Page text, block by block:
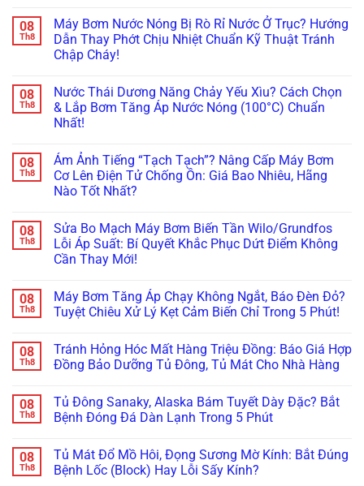
RO!
Khớp
Nối
Mềm
Chống
Gãy
Bơm
Ban
Công
Chung
Êm,
Đảm
Bảo
Tản
Nhiệt
Cháy
Máy!
Áp
Kêu
To
Ám
Ảnh
Tuyệt
Chiêu
Lót
Cao
Lên
Đời
Bi
Koyo/SKF
Xịn
100%
bình
luận
ở
Lắp
Áp
Sai
Cách
Làm
Nứt
Bảo
Ôn
Năng
Lượng
Sai
Lầm
“Chết
Người”
Của
Tay!
08
Th8
Máy Bơm Nước Nóng Bị Rò Rỉ Nước Ở Trục? Hướng
Dẫn Thay Phớt Chịu Nhiệt Chuẩn Kỹ Thuật Tránh
Chập Cháy!
bình
luận
ở
Máy
Nóng
Bị
Rò
Rỉ
Nước
Hướng
Dẫn
Thay
Phớt
Chuẩn
Kỹ
Thuật
Cháy!
08
Th8
Nước Thái Dương Năng Chảy Yếu Xìu? Cách Chọn
& Lắp Bơm Tăng Áp Nước Nóng (100°C) Chuẩn
Nhất!
bình
luận
ở
Nước
Năng
Chảy
Yếu
Xìu?
Cách
Lắp
Bơm
Tăng
Nóng
(100°C)
Chuẩn
08
Th8
Ám Ảnh Tiếng “Tạch Tạch”? Nâng Cấp Máy Bơm
Cơ Lên Điện Tử Chống Ồn: Giá Bao Nhiêu, Hãng
Nào Tốt Nhất?
bình
luận
ở
Ám
“Tạch
Tạch”?
Nâng
Bơm
Cơ
Lên
Chống
Ồn:
Giá
Hãng
Nào
Tốt
08
Th8
Sửa Bo Mạch Máy Bơm Biến Tần Wilo/Grundfos
Lỗi Áp Suất: Bí Quyết Khắc Phục Dứt Điểm Không
Cần Thay Mới!
bình
luận
Mạch
Máy
Bơm
Wilo/Grundfos
Lỗi
Áp
Quyết
Khắc
Phục
08
Th8
Máy Bơm Tăng Áp Chạy Không Ngắt, Báo Đèn Đỏ?
Tuyệt Chiêu Xử Lý Kẹt Cảm Biến Chỉ Trong 5 Phút!
bình
luận
ở
Tăng
Áp
Chạy
Báo
Đèn
Đỏ?
08
Th8
Tránh Hỏng Hóc Mất Hàng Triệu Đồng: Báo Giá Hợp
Đồng Bảo Dưỡng Tủ Đông, Tủ Mát Cho Nhà Hàng
bình
luận
ở
Hóc
Mất
Hàng
08
Th8
Tủ Đông Sanaky, Alaska Bám Tuyết Dày Đặc? Bắt
Bệnh Đóng Đá Dàn Lạnh Trong 5 Phút
bình
luận
ở
08
Th8
Tủ Mát Đổ Mồ Hôi, Đọng Sương Mờ Kính: Bắt Đúng
Bệnh Lốc (Block) Hay Lỗi Sấy Kính?